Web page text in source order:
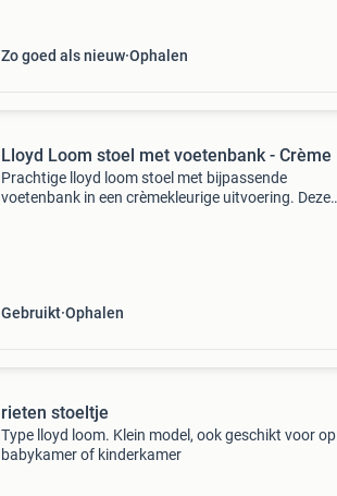
Zo goed als nieuw Ophalen
Lloyd Loom stoel met voetenbank - Crème
Prachtige lloyd loom stoel met bijpassende
voetenbank in een crèmekleurige uitvoering. Deze
Gebruikt Ophalen
rieten stoeltje
Type lloyd loom. Klein model, ook geschikt voor op
babykamer of kinderkamer